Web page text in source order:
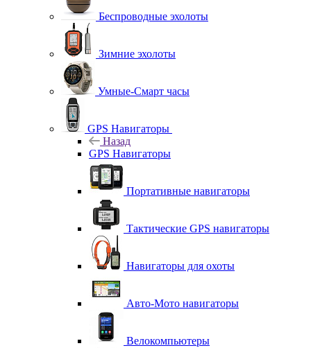
Беспроводные эхолоты
Зимние эхолоты
Умные-Смарт часы
GPS Навигаторы
Назад
GPS Навигаторы
Портативные навигаторы
Тактические GPS навигаторы
Навигаторы для охоты
Авто-Мото навигаторы
Велокомпьютеры